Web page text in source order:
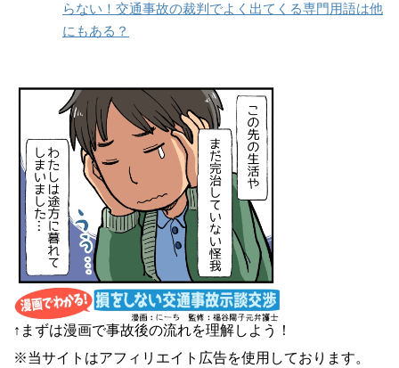
らない！交通事故の裁判でよく出てくる専門用語は他
にもある？
↑まずは漫画で事故後の流れを理解しよう！
※当サイトはアフィリエイト広告を使用しております。